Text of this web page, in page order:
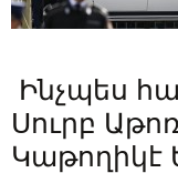
Ինչպես
Սուրբ
Կաթողիկէ